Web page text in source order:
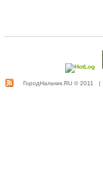
ГородНальчик.RU © 2011 |